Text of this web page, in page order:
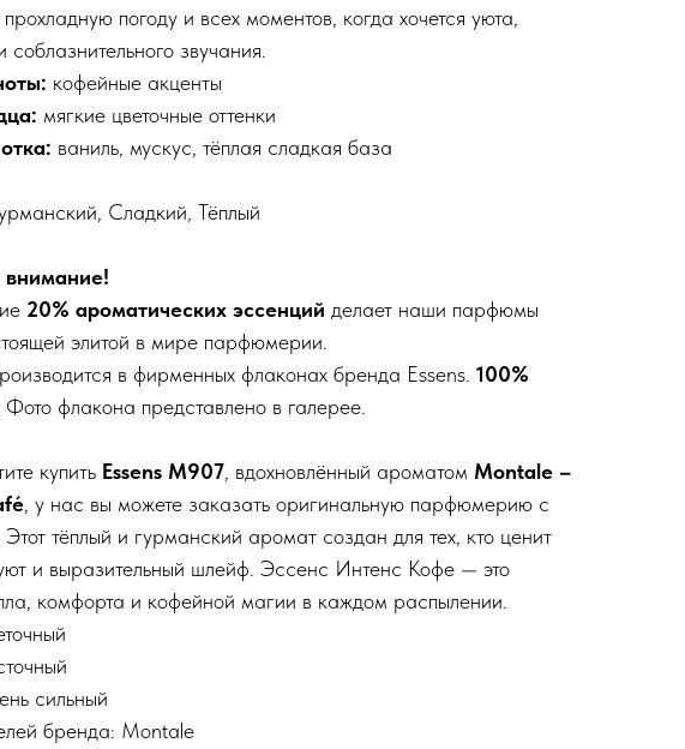
прохладную погоду и всех моментов, когда хочется уюта,
звучания.
кофейные акценты
мягкие цветочные оттенки
ваниль, мускус, тёплая сладкая база
Сладкий, Тёплый
20% ароматических эссенций делает наши парфюмы
элитой в мире парфюмерии.
в фирменных флаконах бренда Essens. 100%
Фото флакона представлено в галерее.
купить Essens M907, вдохновлённый ароматом Montale –
, у нас вы можете заказать оригинальную парфюмерию с
Этот тёплый и гурманский аромат создан для тех, кто ценит
и выразительный шлейф. Эссенс Интенс Кофе — это
комфорта и кофейной магии в каждом распылении.
сильный
бренда: Montale